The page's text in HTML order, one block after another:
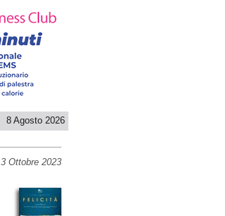
8 Agosto 2026
3 Ottobre 2023